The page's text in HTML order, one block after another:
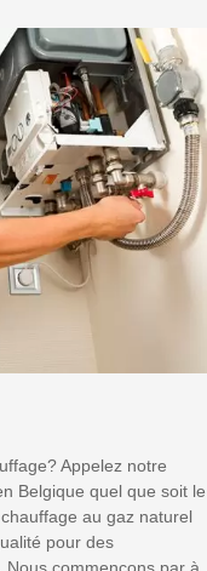
Appelez notre
Belgique quel que soit le
au gaz naturel
pour des